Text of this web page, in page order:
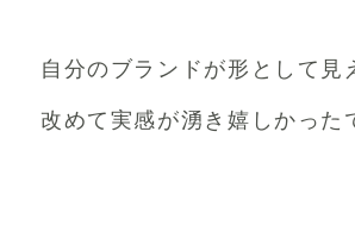
自分のブランドが形として見
改めて実感が湧き嬉しかった